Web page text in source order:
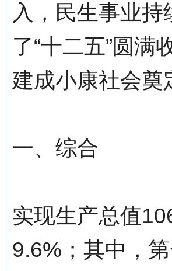
入，民生事业持
了“十二五”圆满
建成小康社会奠
一、综合
实现生产总值
9.6%；其中，